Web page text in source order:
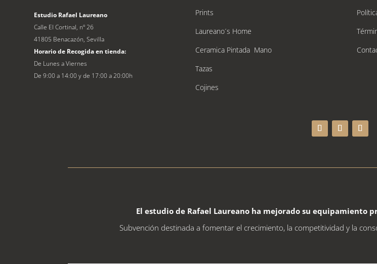
Estudio Rafael Laureano
Calle El Cortinal, nº 26
41805 Benacazón, Sevilla
Horario de Recogida en tienda:
De Lunes a Viernes
De 9:00 a 14:00 y de 17:00 a 20:00h
Prints
Laureano´s Home
Ceramica Pintada Mano
Tazas
Cojines
El estudio de Rafael Laureano ha mejorado su equipamiento
Subvención destinada a fomentar el crecimiento, la competitividad y la